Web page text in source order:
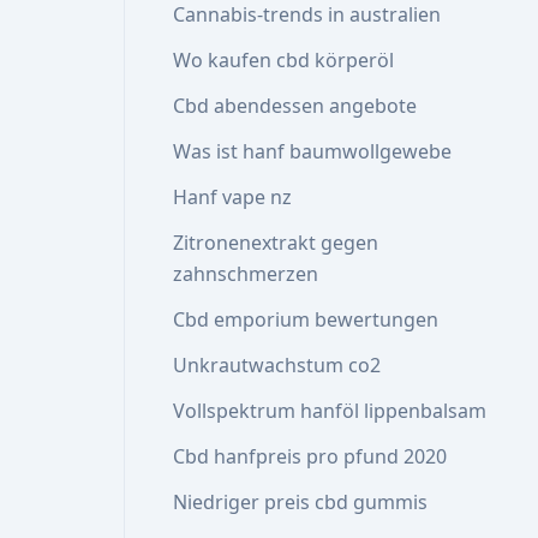
Cannabis-trends in australien
Wo kaufen cbd körperöl
Cbd abendessen angebote
Was ist hanf baumwollgewebe
Hanf vape nz
Zitronenextrakt gegen
zahnschmerzen
Cbd emporium bewertungen
Unkrautwachstum co2
Vollspektrum hanföl lippenbalsam
Cbd hanfpreis pro pfund 2020
Niedriger preis cbd gummis